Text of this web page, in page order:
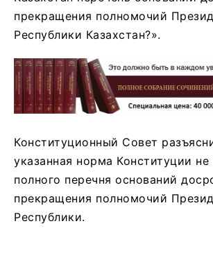
прекращения полномочий
Республики Казахстан?».
Конституционный Совет
указанная норма Конституции
полного перечня оснований
прекращения полномочий
Республики.